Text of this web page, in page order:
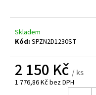
Skladem
Kód: SPZN2D1230ST
2 150 Kč / ks
1 776,86 Kč bez DPH
ZELENÁ
ZAHRADNÍ
PŘÍPRAVOU
NA